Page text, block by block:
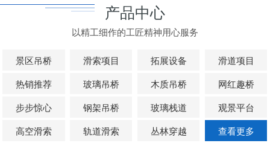
产品中心
以精工细作的工匠精神用心服务
景区吊桥 滑索项目 拓展设备
滑道项目
热销推荐
玻璃吊桥 木质吊桥
网红趣桥
步步惊心
钢架吊桥 玻璃栈道
观景平台
高空滑索
轨道滑索 丛林穿越 查看更多